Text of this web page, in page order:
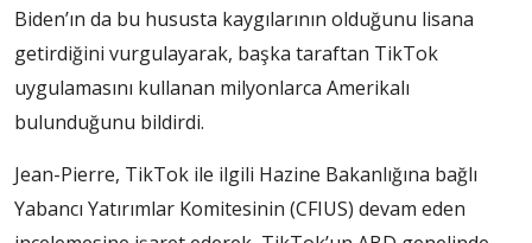
Biden’ın da bu hususta kaygılarının olduğunu lisana
getirdiğini vurgulayarak, başka taraftan TikTok
uygulamasını kullanan milyonlarca Amerikalı
bulunduğunu bildirdi.
Jean-Pierre, TikTok ile ilgili Hazine Bakanlığına bağlı
Yabancı Yatırımlar Komitesinin (CFIUS) devam eden